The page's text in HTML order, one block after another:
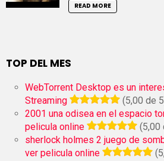
READ MORE
TOP DEL MES
WebTorrent Desktop es un
Streaming
(5,00 de
2001 una odisea en el espacio
pelicula online
(5,00
sherlock holmes 2 juego de
ver pelicula online